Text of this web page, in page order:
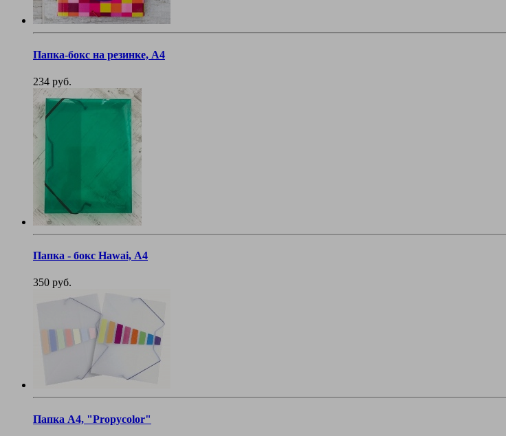
Папка-бокс на резинке, А4
234 руб.
Папка - бокс Hawai, А4
350 руб.
Папка А4, "Propycolor"